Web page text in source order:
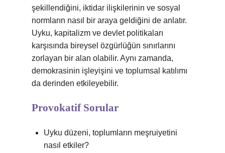
şekillendiğini, iktidar ilişkilerinin ve sosyal
normların nasıl bir araya geldiğini de anlatır.
Uyku, kapitalizm ve devlet politikaları
karşısında bireysel özgürlüğün sınırlarını
zorlayan bir alan olabilir. Aynı zamanda,
demokrasinin işleyişini ve toplumsal katılımı
da derinden etkileyebilir.
Provokatif Sorular
Uyku düzeni, toplumların meşruiyetini
nasıl etkiler?